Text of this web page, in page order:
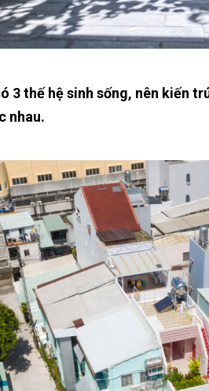
3 thế hệ sinh sống, nên kiến
nhau.